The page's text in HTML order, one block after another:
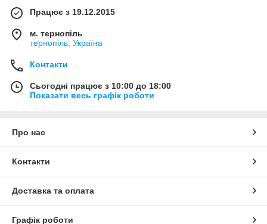
Працює з 19.12.2015
м. тернопіль
тернопіль, Україна
Контакти
Сьогодні працює з 10:00 до 18:00
Показати весь графік роботи
Про нас
Контакти
Доставка та оплата
Графік роботи